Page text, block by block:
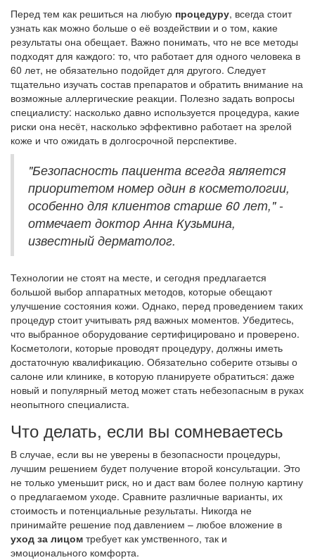
Перед тем как решиться на любую процедуру, всегда стоит
узнать как можно больше о её воздействии и о том, какие
результаты она обещает. Важно понимать, что не все методы
подходят для каждого: то, что работает для одного человека в
60 лет, не обязательно подойдет для другого. Следует
тщательно изучать состав препаратов и обратить внимание на
возможные аллергические реакции. Полезно задать вопросы
специалисту: насколько давно используется процедура, какие
риски она несёт, насколько эффективно работает на зрелой
коже и что ожидать в долгосрочной перспективе.
"Безопасность пациента всегда является
приоритетом номер один в косметологии,
особенно для клиентов старше 60 лет," -
отмечает доктор Анна Кузьмина,
известный дерматолог.
Технологии не стоят на месте, и сегодня предлагается
большой выбор аппаратных методов, которые обещают
улучшение состояния кожи. Однако, перед проведением таких
процедур стоит учитывать ряд важных моментов. Убедитесь,
что выбранное оборудование сертифицировано и проверено.
Косметологи, которые проводят процедуру, должны иметь
достаточную квалификацию. Обязательно соберите отзывы о
салоне или клинике, в которую планируете обратиться: даже
новый и популярный метод может стать небезопасным в руках
неопытного специалиста.
Что делать, если вы сомневаетесь
В случае, если вы не уверены в безопасности процедуры,
лучшим решением будет получение второй консультации. Это
не только уменьшит риск, но и даст вам более полную картину
о предлагаемом уходе. Сравните различные варианты, их
стоимость и потенциальные результаты. Никогда не
принимайте решение под давлением – любое вложение в
уход за лицом требует как умственного, так и
эмоционального комфорта.